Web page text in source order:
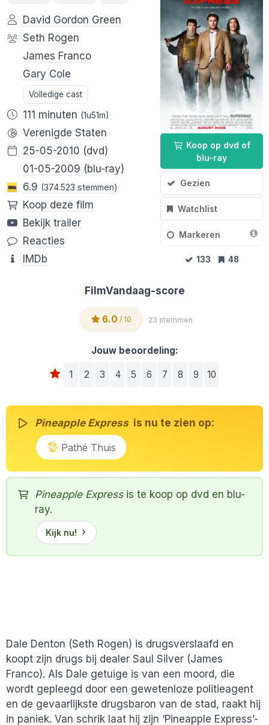
Koop op dvd of
blu-ray
Gezien
Watchlist
Markeren
133 48
David Gordon Green
Seth Rogen
James Franco
Gary Cole
Volledige cast
111 minuten (1u51m)
Verenigde Staten
25-05-2010 (dvd)
01-05-2009 (blu-ray)
6.9 (374.523 stemmen)
Koop deze film
Bekijk trailer
Reacties
IMDb
FilmVandaag-score
6.0 / 10 23 stemmen
Jouw beoordeling:
1 2 3 4 5 6 7 8 9 10
Pineapple Express is nu te zien op:
Pathé Thuis
Pineapple Expressis te koop op dvd en blu-
ray.
Kijk nu!
Dale Denton (Seth Rogen) is drugsverslaafd en
koopt zijn drugs bij dealer Saul Silver (James
Franco). Als Dale getuige is van een moord, die
wordt gepleegd door een gewetenloze politieagent
en de gevaarlijkste drugsbaron van de stad, raakt hij
in paniek. Van schrik laat hij zijn ‘Pineapple Express’-